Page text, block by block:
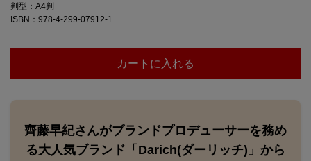
判型：A4判
ISBN：978-4-299-07912-1
カートに入れる
齊藤早紀さんがブランドプロデューサーを務め
る大人気ブランド「Darich(ダーリッチ)」から